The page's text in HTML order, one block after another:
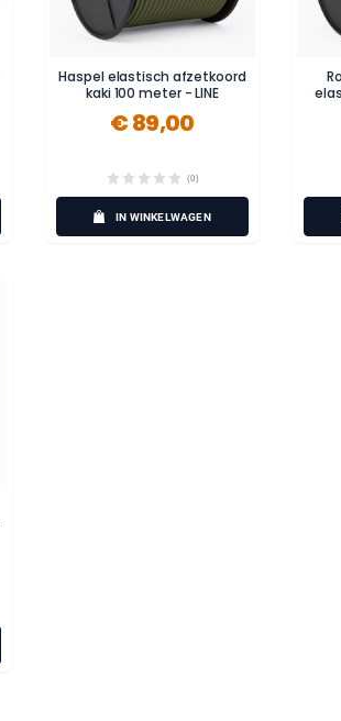
Haspel elastisch afzetkoord
kaki 100 meter - LINE
€ 89,00
(0)
IN WINKELWAGEN